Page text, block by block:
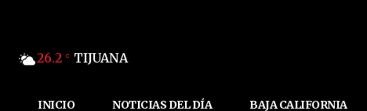
26.2 C TIJUANA
INICIO NOTICIAS DEL DÍA BAJA CALIFORNIA